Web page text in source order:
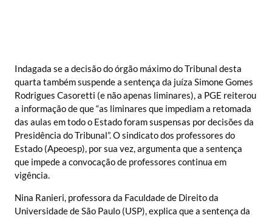
Indagada se a decisão do órgão máximo do Tribunal desta
quarta também suspende a sentença da juíza Simone Gomes
Rodrigues Casoretti (e não apenas liminares), a PGE reiterou
a informação de que “as liminares que impediam a retomada
das aulas em todo o Estado foram suspensas por decisões da
Presidência do Tribunal”. O sindicato dos professores do
Estado (Apeoesp), por sua vez, argumenta que a sentença
que impede a convocação de professores continua em
vigência.
Nina Ranieri, professora da Faculdade de Direito da
Universidade de São Paulo (USP), explica que a sentença da